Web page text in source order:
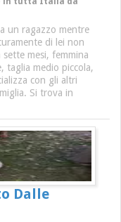
un ragazzo mentre
di lei non
mesi, femmina
taglia medio piccola,
con gli altri
Si trova in
Dalle